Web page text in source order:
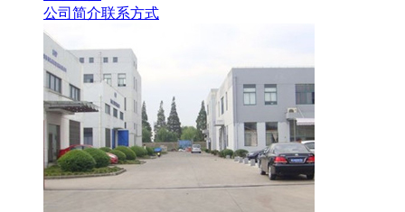
公司简介联系方式